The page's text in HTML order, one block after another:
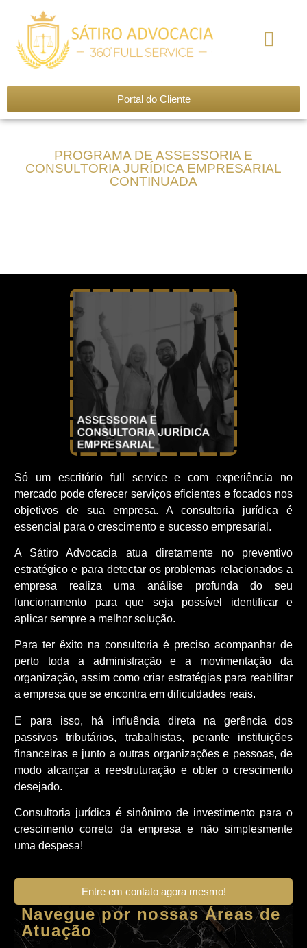
Portal do Cliente
PROGRAMA DE ASSESSORIA E
CONSULTORIA JURÍDICA EMPRESARIAL
CONTINUADA
Só um escritório full service e com experiência no
mercado pode oferecer serviços eficientes e focados nos
objetivos de sua empresa. A consultoria jurídica é
essencial para o crescimento e sucesso empresarial.
A Sátiro Advocacia atua diretamente no preventivo
estratégico e para detectar os problemas relacionados a
empresa realiza uma análise profunda do seu
funcionamento para que seja possível identificar e
aplicar sempre a melhor solução.
Para ter êxito na consultoria é preciso acompanhar de
perto toda a administração e a movimentação da
organização, assim como criar estratégias para reabilitar
a empresa que se encontra em dificuldades reais.
E para isso, há influência direta na gerência dos
passivos tributários, trabalhistas, perante instituições
financeiras e junto a outras organizações e pessoas, de
modo alcançar a reestruturação e obter o crescimento
desejado.
Consultoria jurídica é sinônimo de investimento para o
crescimento correto da empresa e não simplesmente
uma despesa!
Entre em contato agora mesmo!
Navegue por nossas Áreas de
Atuação